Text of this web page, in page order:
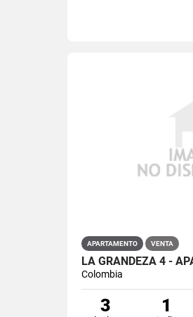
APARTAMENTO VENTA
Colombia
3 1